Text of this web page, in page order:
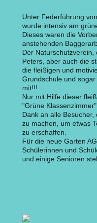
Unter Federführung
wurde intensiv am
Dieses waren die
anstehenden
Der Naturschutzverein,
Peters, aber auch die
die fleißigen und
Grundschule und
mit!!!
Nur mit Hilfe dieser
"Grüne
Dank an alle
zu machen, um etwas
zu erschaffen.
Für die neue Garten
Schülerinnen und
und einige Senioren